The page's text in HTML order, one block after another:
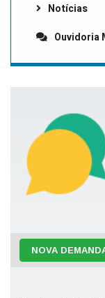
Notícias
Ouvidoria
NOVA